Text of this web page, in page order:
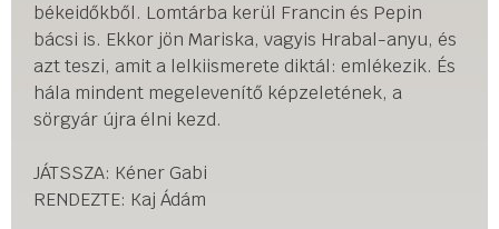
békeidőkből. Lomtárba kerül Francin és Pepin
bácsi is. Ekkor jön Mariska, vagyis Hrabal-anyu, és
azt teszi, amit a lelkiismerete diktál: emlékezik. És
hála mindent megelevenítő képzeletének, a
sörgyár újra élni kezd.
JÁTSSZA: Kéner Gabi
RENDEZTE: Kaj Ádám